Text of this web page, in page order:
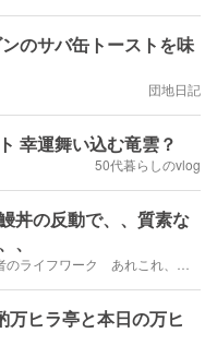
ンのサバ缶トーストを味
団地日記
幸運舞い込む竜雲？
50代暮らしのvlog
丼の反動で、、質素な
、
万ヒラ亭と本日の万ヒ